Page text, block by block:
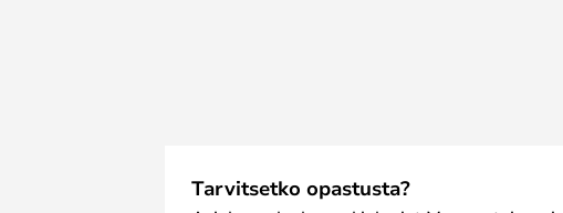
Tarvitsetko opastusta?